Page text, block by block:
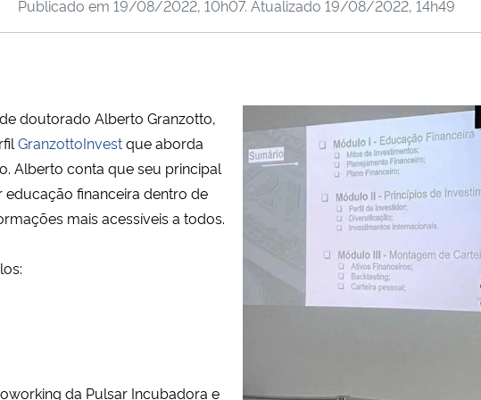
Publicado em 19/08/2022, 10h07. Atualizado 19/08/2022, 14h49
doutorado Alberto Granzotto,
GranzottoInvestque aborda
Alberto conta que seu principal
financeira dentro de
mais acessíveis a todos.
da Pulsar Incubadora e